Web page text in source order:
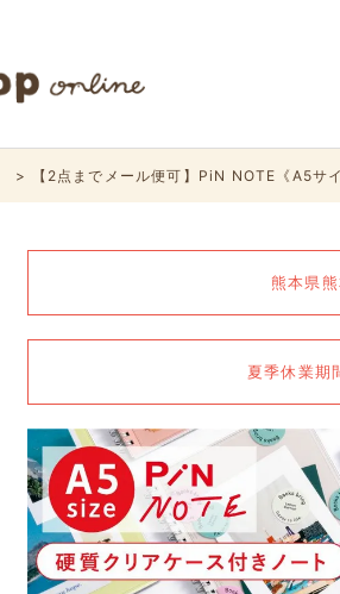
【2点までメール便可】PiN NOTE《A5サ
熊本県
夏季休業